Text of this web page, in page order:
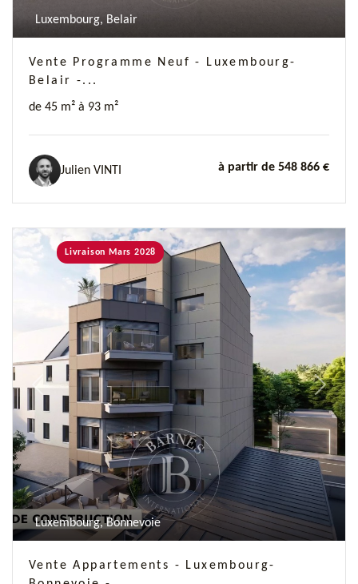
Luxembourg, Belair
Vente Programme Neuf - Luxembourg-
Belair -...
de 45 m² à 93 m²
Julien VINTI à partir de 548 866 €
Previous Next
Livraison Mars 2028
Luxembourg, Bonnevoie
Vente Appartements - Luxembourg-